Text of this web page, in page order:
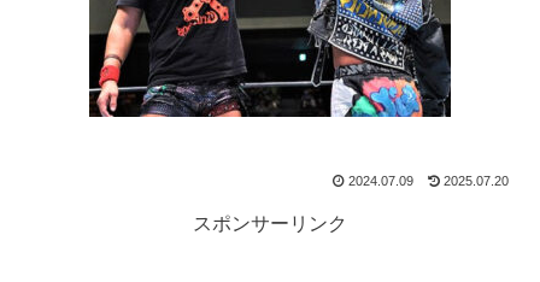
2024.07.09 2025.07.20
スポンサーリンク